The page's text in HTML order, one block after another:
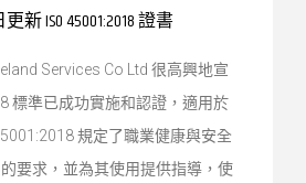
新 ISO 45001:2018 證書
Services Co Ltd 很高興地宣
標準已成功實施和認證，適用於
規定了職業健康與安全
要求，並為其使用提供指導，使